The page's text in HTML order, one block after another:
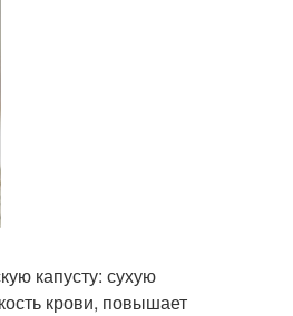
капусту: сухую
крови, повышает